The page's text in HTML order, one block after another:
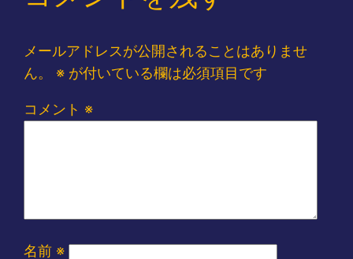
メールアドレスが公開されることはありませ
ん。
※ が付いている欄は必須項目です
コメント ※
名前 ※